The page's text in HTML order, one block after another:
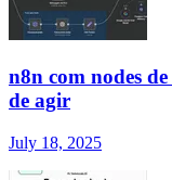
n8n com nodes
de agir
July 18, 2025